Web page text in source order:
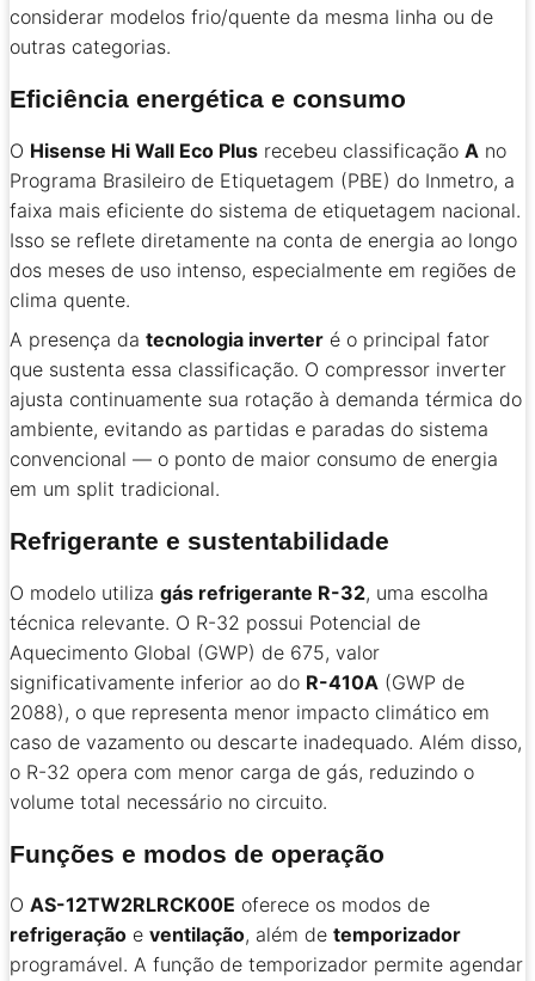
considerar modelos frio/quente da mesma linha ou de
outras categorias.
Eficiência energética e consumo
O Hisense Hi Wall Eco Plus recebeu classificação A no
Programa Brasileiro de Etiquetagem (PBE) do Inmetro, a
faixa mais eficiente do sistema de etiquetagem nacional.
Isso se reflete diretamente na conta de energia ao longo
dos meses de uso intenso, especialmente em regiões de
clima quente.
A presença da tecnologia inverter é o principal fator
que sustenta essa classificação. O compressor inverter
ajusta continuamente sua rotação à demanda térmica do
ambiente, evitando as partidas e paradas do sistema
convencional — o ponto de maior consumo de energia
em um split tradicional.
Refrigerante e sustentabilidade
O modelo utiliza gás refrigerante R-32, uma escolha
técnica relevante. O R-32 possui Potencial de
Aquecimento Global (GWP) de 675, valor
significativamente inferior ao do R-410A (GWP de
2088), o que representa menor impacto climático em
caso de vazamento ou descarte inadequado. Além disso,
o R-32 opera com menor carga de gás, reduzindo o
volume total necessário no circuito.
Funções e modos de operação
O AS-12TW2RLRCK00E oferece os modos de
refrigeração e ventilação, além de temporizador
programável. A função de temporizador permite agendar